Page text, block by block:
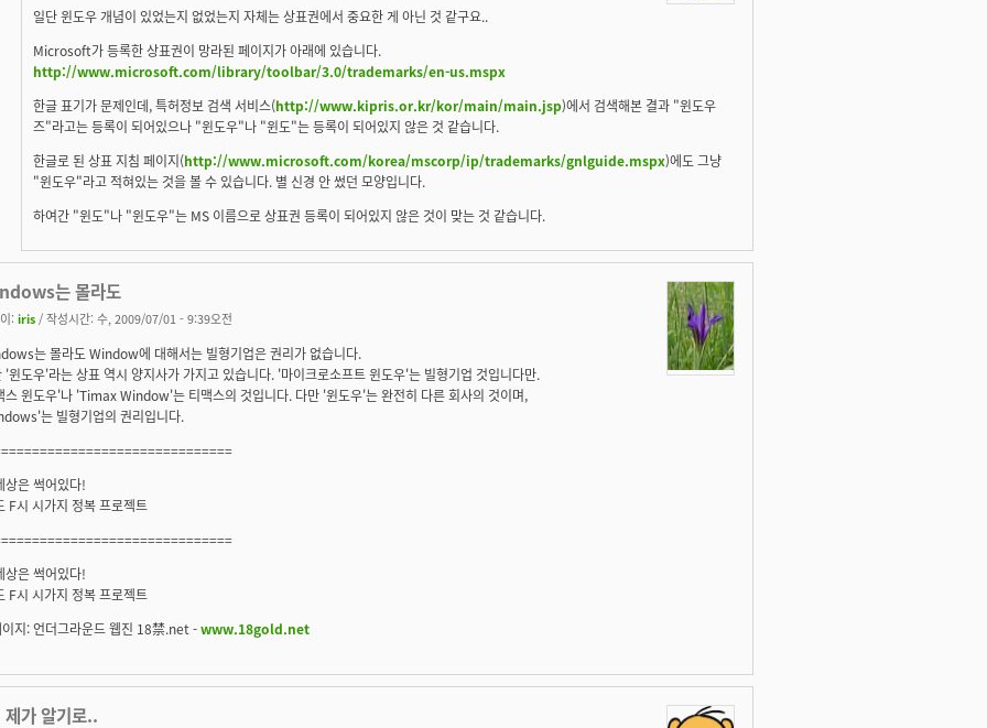
일단 윈도우 개념이 있었는지 없었는지 자체는 상표권에서 중요한 게 아닌 것 같구요..
Microsoft가 등록한 상표권이 망라된 페이지가 아래에 있습니다.
http://www.microsoft.com/library/toolbar/3.0/trademarks/en-us.mspx
한글 표기가 문제인데, 특허정보 검색 서비스(http://www.kipris.or.kr/kor/main/main.jsp)에서 검색해본 결과 "윈도우
즈"라고는 등록이 되어있으나 "윈도우"나 "윈도"는 등록이 되어있지 않은 것 같습니다.
한글로 된 상표 지침 페이지(http://www.microsoft.com/korea/mscorp/ip/trademarks/gnlguide.mspx)에도 그냥
"윈도우"라고 적혀있는 것을 볼 수 있습니다. 별 신경 안 썼던 모양입니다.
하여간 "윈도"나 "윈도우"는 MS 이름으로 상표권 등록이 되어있지 않은 것이 맞는 것 같습니다.
는 몰라도
: iris / 작성시간: 수, 2009/07/01 - 9:39오전
는 몰라도 Window에 대해서는 빌형기업은 권리가 없습니다.
'윈도우'라는 상표 역시 양지사가 가지고 있습니다. '마이크로소프트 윈도우'는 빌형기업 것입니다만.
스 윈도우'나 'Timax Window'는 티맥스의 것입니다. 다만 '윈도우'는 완전히 다른 회사의 것이며,
는 빌형기업의 권리입니다.
상은 썩어있다!
F시 시가지 정복 프로젝트
상은 썩어있다!
F시 시가지 정복 프로젝트
지: 언더그라운드 웹진 18禁.net -www.18gold.net
제가 알기로..